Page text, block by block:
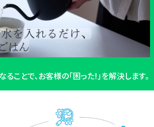
ことで、お客様の「困った!」を解決します。